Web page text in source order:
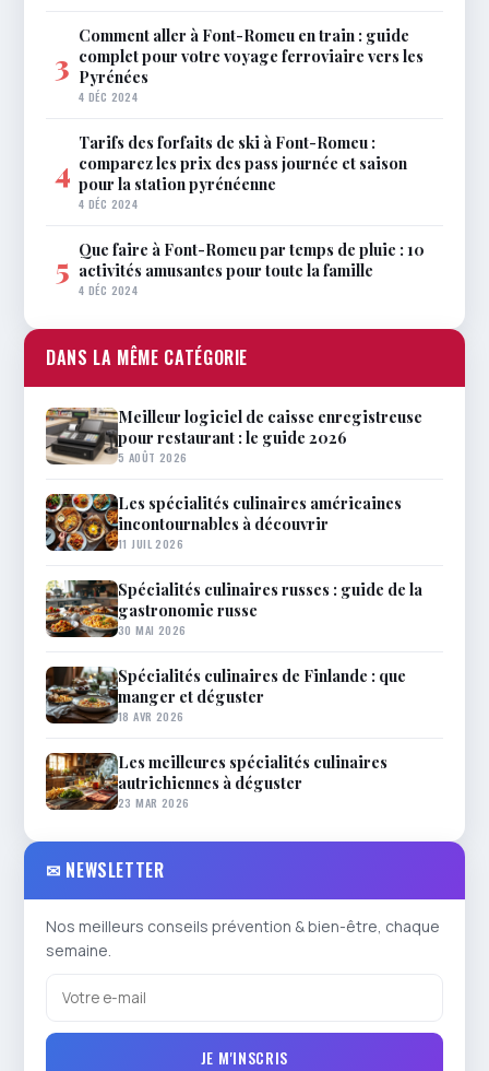
3
Comment aller à Font-Romeu en train : guide
complet pour votre voyage ferroviaire vers les
Pyrénées
4 DÉC 2024
4
Tarifs des forfaits de ski à Font-Romeu :
comparez les prix des pass journée et saison
pour la station pyrénéenne
4 DÉC 2024
5 Que faire à Font-Romeu par temps de pluie : 10
activités amusantes pour toute la famille
4 DÉC 2024
DANS LA MÊME CATÉGORIE
Meilleur logiciel de caisse enregistreuse
pour restaurant : le guide 2026
5 AOÛT 2026
Les spécialités culinaires américaines
incontournables à découvrir
11 JUIL 2026
Spécialités culinaires russes : guide de la
gastronomie russe
30 MAI 2026
Spécialités culinaires de Finlande : que
manger et déguster
18 AVR 2026
Les meilleures spécialités culinaires
autrichiennes à déguster
23 MAR 2026
✉ NEWSLETTER
Nos meilleurs conseils prévention & bien-être, chaque
semaine.
JE M'INSCRIS